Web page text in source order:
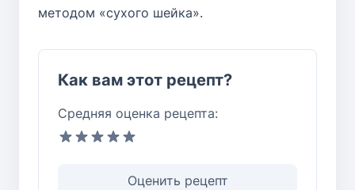
методом «сухого шейка».
Как вам этот рецепт?
Средняя оценка рецепта:
Оценить рецепт